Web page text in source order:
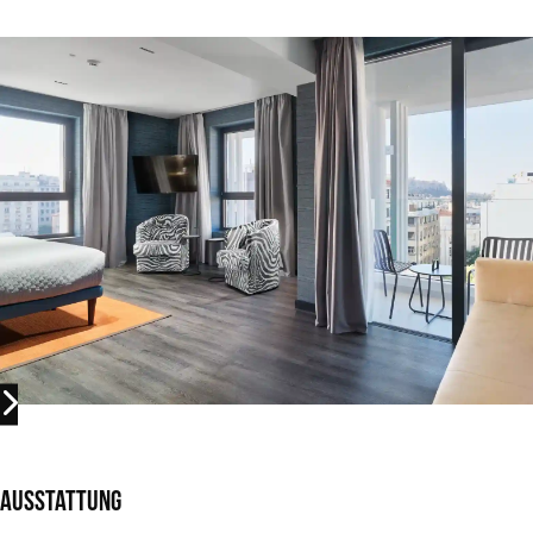
Ausstattung